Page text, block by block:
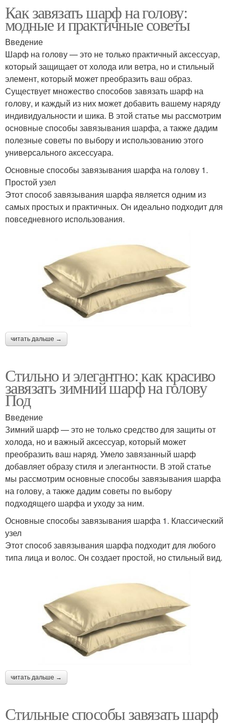
Как завязать шарф на голову:
модные и практичные советы
Введение
Шарф на голову — это не только практичный аксессуар,
который защищает от холода или ветра, но и стильный
элемент, который может преобразить ваш образ.
Существует множество способов завязать шарф на
голову, и каждый из них может добавить вашему наряду
индивидуальности и шика. В этой статье мы рассмотрим
основные способы завязывания шарфа, а также дадим
полезные советы по выбору и использованию этого
универсального аксессуара.
Основные способы завязывания шарфа на голову 1.
Простой узел
Этот способ завязывания шарфа является одним из
самых простых и практичных. Он идеально подходит для
повседневного использования.
читать дальше →
Стильно и элегантно: как красиво
завязать зимний шарф на голову
Под
Введение
Зимний шарф — это не только средство для защиты от
холода, но и важный аксессуар, который может
преобразить ваш наряд. Умело завязанный шарф
добавляет образу стиля и элегантности. В этой статье
мы рассмотрим основные способы завязывания шарфа
на голову, а также дадим советы по выбору
подходящего шарфа и уходу за ним.
Основные способы завязывания шарфа 1. Классический
узел
Этот способ завязывания шарфа подходит для любого
типа лица и волос. Он создает простой, но стильный вид.
читать дальше →
Стильные способы завязать шарф